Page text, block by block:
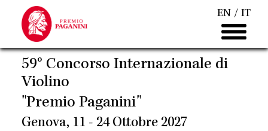
contenuto
principale
EN IT
59° Concorso Internazionale di
Violino
"Premio Paganini"
Genova, 11 - 24 Ottobre 2027